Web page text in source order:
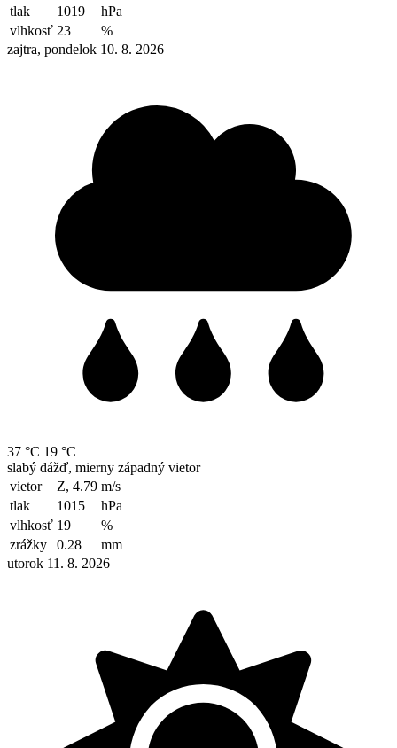
tlak
1019
hPa
vlhkosť 23
%
zajtra, pondelok 10. 8. 2026
37 °C 19 °C
slabý dážď, mierny západný vietor
vietor
Z, 4.79 m/s
tlak
1015
hPa
vlhkosť 19
%
zrážky
0.28
mm
utorok 11. 8. 2026